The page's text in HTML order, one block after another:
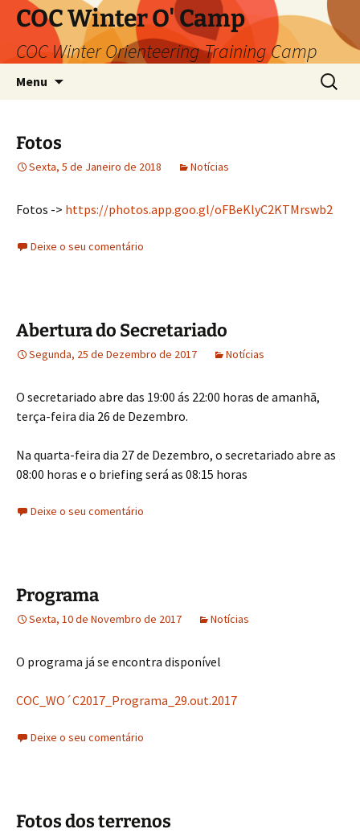
Saltar
para
conteúdo
COC Winter O' Camp
COC Winter Orienteering Training Camp
Menu
por:
Fotos
Sexta, 5 de Janeiro de 2018 Notícias
Fotos -> https://photos.app.goo.gl/oFBeKlyC2KTMrswb2
Deixe o seu comentário
Abertura do Secretariado
Segunda, 25 de Dezembro de 2017 Notícias
O secretariado abre das 19:00 ás 22:00 horas de amanhã,
terça-feira dia 26 de Dezembro.
Na quarta-feira dia 27 de Dezembro, o secretariado abre as
08:00 horas e o briefing será as 08:15 horas
Deixe o seu comentário
Programa
Sexta, 10 de Novembro de 2017 Notícias
O programa já se encontra disponível
COC_WO´C2017_Programa_29.out.2017
Deixe o seu comentário
Fotos dos terrenos